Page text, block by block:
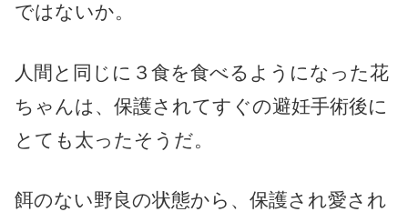
ではないか。
人間と同じに３食を食べるようになった花
ちゃんは、保護されてすぐの避妊手術後に
とても太ったそうだ。
餌のない野良の状態から、保護され愛され